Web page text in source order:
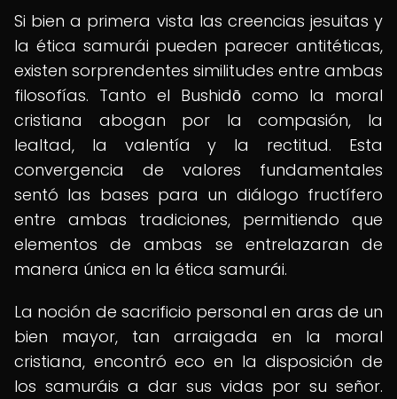
Si bien a primera vista las creencias jesuitas y
la ética samurái pueden parecer antitéticas,
existen sorprendentes similitudes entre ambas
filosofías. Tanto el Bushidō como la moral
cristiana abogan por la compasión, la
lealtad, la valentía y la rectitud. Esta
convergencia de valores fundamentales
sentó las bases para un diálogo fructífero
entre ambas tradiciones, permitiendo que
elementos de ambas se entrelazaran de
manera única en la ética samurái.
La noción de sacrificio personal en aras de un
bien mayor, tan arraigada en la moral
cristiana, encontró eco en la disposición de
los samuráis a dar sus vidas por su señor.